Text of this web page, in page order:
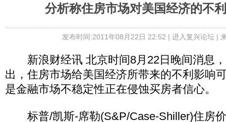
分析称住房市场对美国经济的不
发布时间:2011年08月22日 22:52 | 进入复兴论坛|
新浪财经讯 北京时间8月22日晚间消息，
出，住房市场给美国经济所带来的不利影响
是金融市场不稳定性正在侵蚀买房者信心。
标普/凯斯-席勒(S&P/Case-Shiller)住房